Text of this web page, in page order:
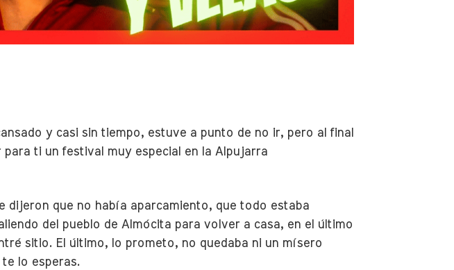
y casi sin tiempo, estuve a punto de no ir, pero al final
ti un festival muy especial en la Alpujarra
dijeron que no había aparcamiento, que todo estaba
del pueblo de Almócita para volver a casa, en el último
sitio. El último, lo prometo, no quedaba ni un mísero
lo esperas.